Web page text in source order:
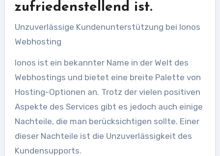
zufriedenstellend ist.
Unzuverlässige Kundenunterstützung bei Ionos
Webhosting
Ionos ist ein bekannter Name in der Welt des
Webhostings und bietet eine breite Palette von
Hosting-Optionen an. Trotz der vielen positiven
Aspekte des Services gibt es jedoch auch einige
Nachteile, die man berücksichtigen sollte. Einer
dieser Nachteile ist die Unzuverlässigkeit des
Kundensupports.